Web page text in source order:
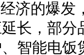
济的爆
长，部
智能电饭